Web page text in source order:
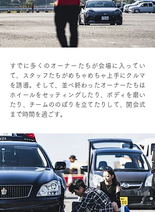
すでに多くのオーナーたちが会場に入ってい
て、スタッフたちがめちゃめちゃ上手にクルマ
を誘導。そして、並べ終わったオーナーたちは
ホイールをセッティングしたり、ボディを磨い
たり、チームののぼりを立てたりして、開会式
まで時間を過ごす。